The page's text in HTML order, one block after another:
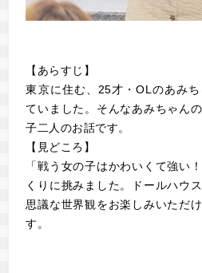
【あらすじ】
東京に住む、25才・OLのあみ
ていました。そんなあみちゃん
子二人のお話です。
【見どころ】
「戦う女の子はかわいくて強い
くりに挑みました。ドールハウ
思議な世界観をお楽しみいただ
す。